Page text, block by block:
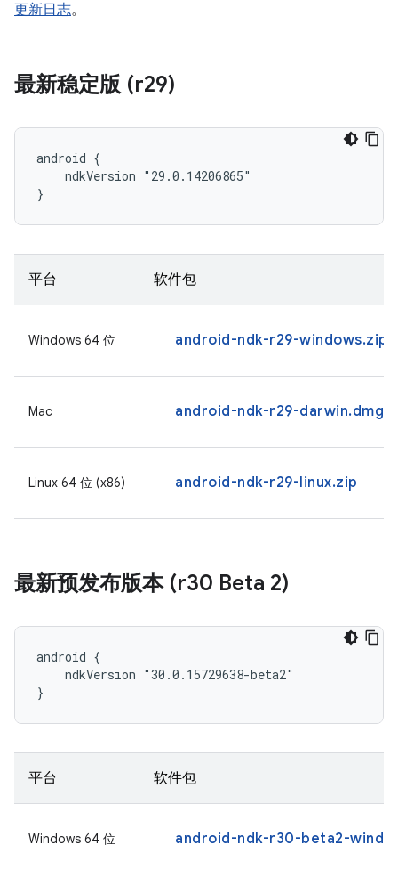
更新日志。
最新稳定版 (r29)
android {
    ndkVersion "29.0.14206865"
}
平台 软件包
Windows 64 位 android-ndk-r29-windows.zip
Mac android-ndk-r29-darwin.dmg
Linux 64 位 (x86) android-ndk-r29-linux.zip
最新预发布版本 (r30 Beta 2)
android {
    ndkVersion "30.0.15729638-beta2"
}
平台 软件包
Windows 64 位 android-ndk-r30-beta2-